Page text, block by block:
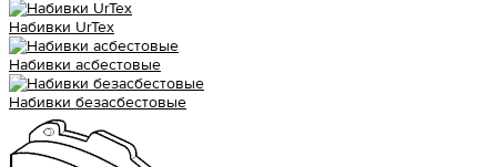
Набивки UrTex
Набивки асбестовые
Набивки безасбестовые